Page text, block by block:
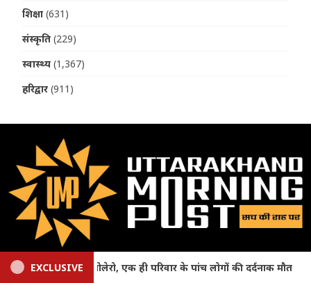
शिक्षा (631)
संस्कृति (229)
स्वास्थ्य (1,367)
हरिद्वार (911)
About
EXCLUSIVE
मौत Haldwani News: गौला नदी में डूबने से 15 वर्षीय